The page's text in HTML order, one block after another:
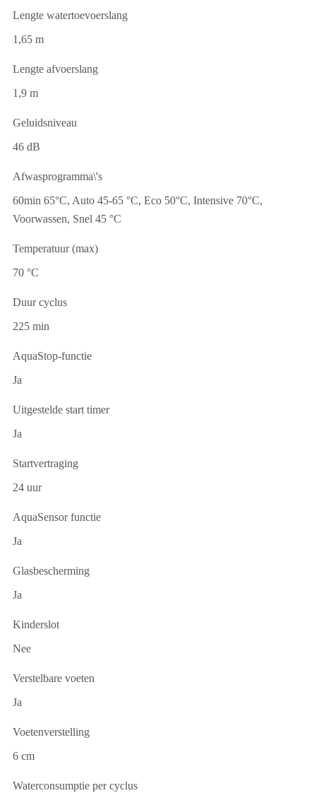
Lengte watertoevoerslang
1,65 m
Lengte afvoerslang
1,9 m
Geluidsniveau
46 dB
Afwasprogramma\'s
60min 65°C, Auto 45-65 °C, Eco 50°C, Intensive 70°C,
Voorwassen, Snel 45 °C
Temperatuur (max)
70 °C
Duur cyclus
225 min
AquaStop-functie
Ja
Uitgestelde start timer
Ja
Startvertraging
24 uur
AquaSensor functie
Ja
Glasbescherming
Ja
Kinderslot
Nee
Verstelbare voeten
Ja
Voetenverstelling
6 cm
Waterconsumptie per cyclus